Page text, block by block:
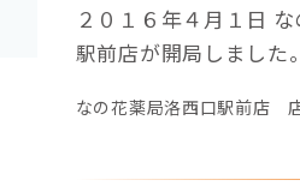
２０１６年４月１日
駅前店が開局しました。
なの花薬局洛西口駅前店